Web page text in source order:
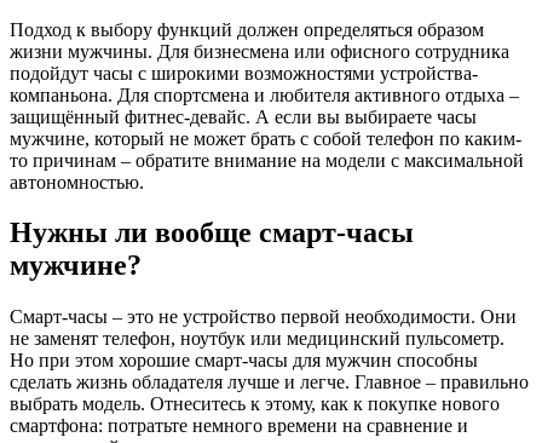
Подход к выбору функций должен определяться образом
жизни мужчины. Для бизнесмена или офисного сотрудника
подойдут часы с широкими возможностями устройства-
компаньона. Для спортсмена и любителя активного отдыха –
защищённый фитнес-девайс. А если вы выбираете часы
мужчине, который не может брать с собой телефон по каким-
то причинам – обратите внимание на модели с максимальной
автономностью.
Нужны ли вообще смарт-часы
мужчине?
Смарт-часы – это не устройство первой необходимости. Они
не заменят телефон, ноутбук или медицинский пульсометр.
Но при этом хорошие смарт-часы для мужчин способны
сделать жизнь обладателя лучше и легче. Главное – правильно
выбрать модель. Отнеситесь к этому, как к покупке нового
смартфона: потратьте немного времени на сравнение и